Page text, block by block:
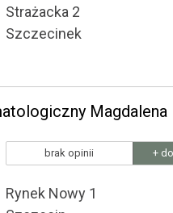
Strażacka 2
Szczecinek
brak opinii +
Rynek Nowy 1